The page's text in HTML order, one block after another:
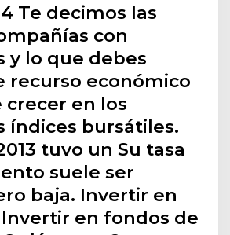
Te decimos las
con
y lo que debes
recurso económico
crecer en los
índices bursátiles.
tuvo un Su tasa
suele ser
baja. Invertir en
Invertir en fondos de